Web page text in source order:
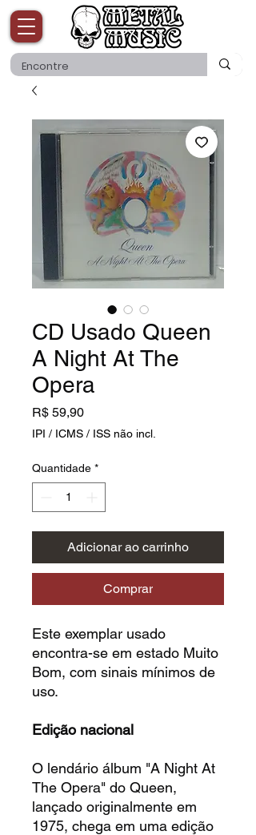
CD Usado Queen
A Night At The
Opera
R$ 59,90Preço
IPI / ICMS / ISS não incl.
Quantidade *
Adicionar ao carrinho
Comprar
Este exemplar usado
encontra-se em estado Muito
Bom, com sinais mínimos de
uso.
Edição nacional
O lendário álbum "A Night At
The Opera" do Queen,
lançado originalmente em
1975, chega em uma edição